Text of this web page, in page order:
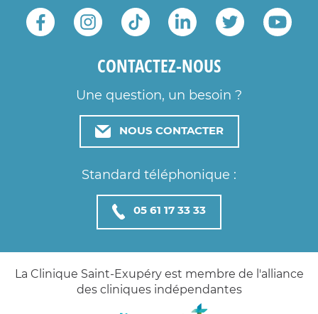
CONTACTEZ-NOUS
Une question, un besoin ?
NOUS CONTACTER
Standard téléphonique :
05 61 17 33 33
La Clinique Saint-Exupéry est membre de l'alliance
des cliniques indépendantes